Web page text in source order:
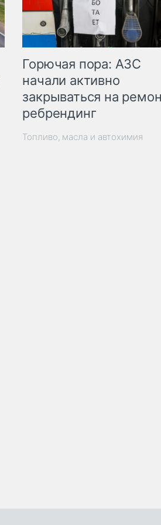
Горючая пора: АЗС
начали активно
закрываться на
ребрендинг
Топливо, масла и автохимия